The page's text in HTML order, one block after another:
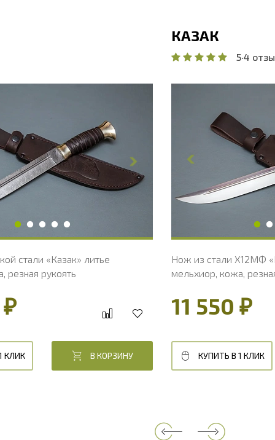
мм
222
мм
32.9
мм
мм
34.4
мм
мм
24.6
HRC
стали «Казак» литье
резная рукоять
КЛИК В КОРЗИНУ
КАЗАК
5·4
Общая длина, мм
Длина клинка, мм
Ширина клинка,
Толщина обуха,
Ширина рукояти,
Длина рукояти, мм
Толщина рукояти,
Твердость клинка,
Нож из стали Х12МФ
мельхиор, кожа,
11 550 ₽
КУПИТЬ В 1 КЛИК